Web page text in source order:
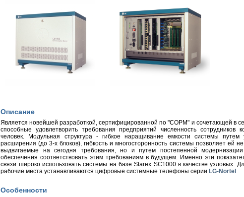
Описание
Является новейшей разработкой, сертифицированной по "СОРМ" и сочетающей в
способные удовлетворить требования предприятий численность сотрудников
человек. Модульная структура - гибкое наращивание емкости системы путем
расширения (до 3-х блоков), гибкость и многосторонность системы позволяет ей
выдвигаемые на сегодня требования, но и путем постепенной модернизации
обеспечения соответствовать этим требованиям в будущем. Именно эти
связи широко использовать системы на базе Starex SC1000 в качестве узловых.
рабочие места устанавливаются цифровые системные телефоны серии LG-Nortel
Особенности